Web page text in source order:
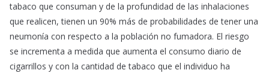
tabaco que consuman y de la profundidad de las inhalaciones
que realicen, tienen un 90% más de probabilidades de tener una
neumonía con respecto a la población no fumadora. El riesgo
se incrementa a medida que aumenta el consumo diario de
cigarrillos y con la cantidad de tabaco que el individuo ha